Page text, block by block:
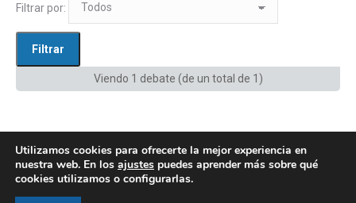
Filtrar por:
Viendo 1 debate (de un total de 1)
Utilizamos cookies para ofrecerte la mejor experiencia en
nuestra web. En los ajustes puedes aprender más sobre qué
cookies utilizamos o configurarlas.